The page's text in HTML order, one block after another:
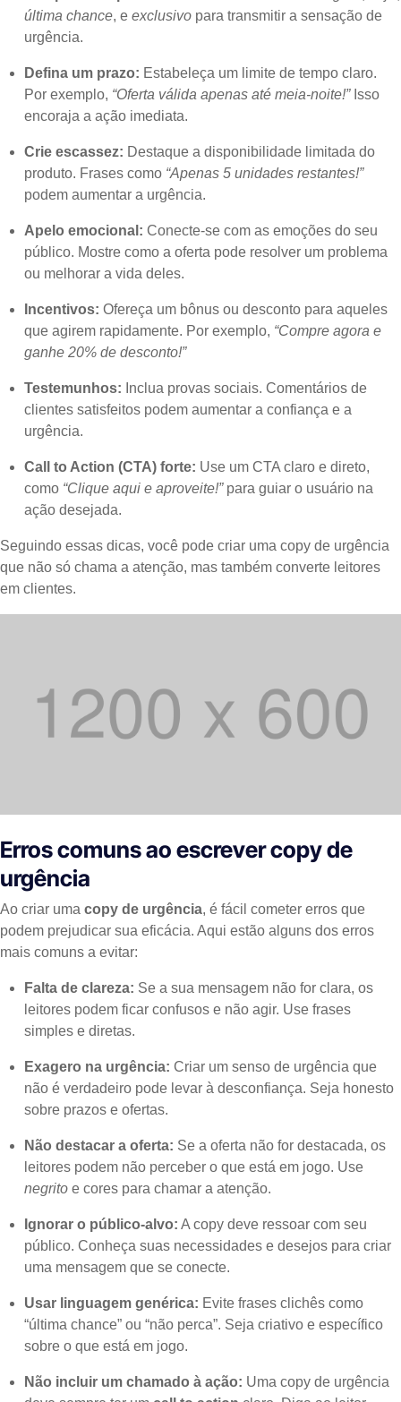
última chance, eexclusivo para transmitir a sensação de
urgência.
Defina um prazo: Estabeleça um limite de tempo claro.
Por exemplo, “Oferta válida apenas até meia-noite!”Isso
encoraja a ação imediata.
Crie escassez: Destaque a disponibilidade limitada do
produto. Frases como “Apenas 5 unidades restantes!”
podem aumentar a urgência.
Apelo emocional: Conecte-se com as emoções do seu
público. Mostre como a oferta pode resolver um problema
ou melhorar a vida deles.
Incentivos: Ofereça um bônus ou desconto para aqueles
que agirem rapidamente. Por exemplo, “Compre agora e
ganhe 20% de desconto!”
Testemunhos: Inclua provas sociais. Comentários de
clientes satisfeitos podem aumentar a confiança e a
urgência.
Call to Action (CTA) forte: Use um CTA claro e direto,
como “Clique aqui e aproveite!”para guiar o usuário na
ação desejada.
Seguindo essas dicas, você pode criar uma copy de urgência
que não só chama a atenção, mas também converte leitores
em clientes.
Erros comuns ao escrever copy de
urgência
Ao criar uma copy de urgência, é fácil cometer erros que
podem prejudicar sua eficácia. Aqui estão alguns dos erros
mais comuns a evitar:
Falta de clareza: Se a sua mensagem não for clara, os
leitores podem ficar confusos e não agir. Use frases
simples e diretas.
Exagero na urgência: Criar um senso de urgência que
não é verdadeiro pode levar à desconfiança. Seja honesto
sobre prazos e ofertas.
Não destacar a oferta: Se a oferta não for destacada, os
leitores podem não perceber o que está em jogo. Use
negrito e cores para chamar a atenção.
Ignorar o público-alvo: A copy deve ressoar com seu
público. Conheça suas necessidades e desejos para criar
uma mensagem que se conecte.
Usar linguagem genérica: Evite frases clichês como
“última chance” ou “não perca”. Seja criativo e específico
sobre o que está em jogo.
Não incluir um chamado à ação: Uma copy de urgência